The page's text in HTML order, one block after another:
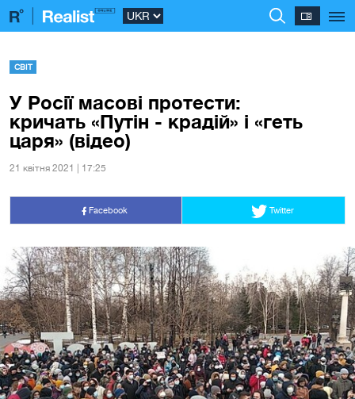
СВІТ
У Росії масові протести:
кричать «Путін - крадій» і «геть
царя» (відео)
21 квiтня 2021 | 17:25
Facebook Twitter